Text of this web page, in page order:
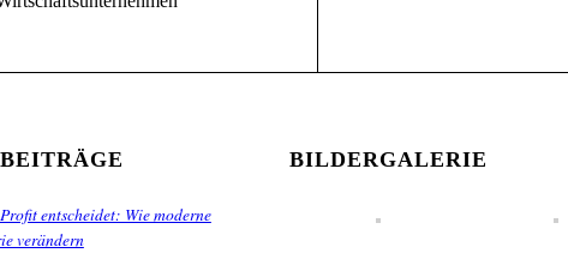
entscheidet: Wie moderne
verändern
BILDERGALERIE